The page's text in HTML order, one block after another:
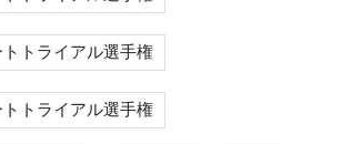
トライアル選手権
トライアル選手権